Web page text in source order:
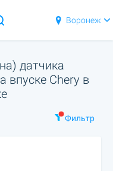
Воронеж
датчика
впуске Chery в
Фильтр